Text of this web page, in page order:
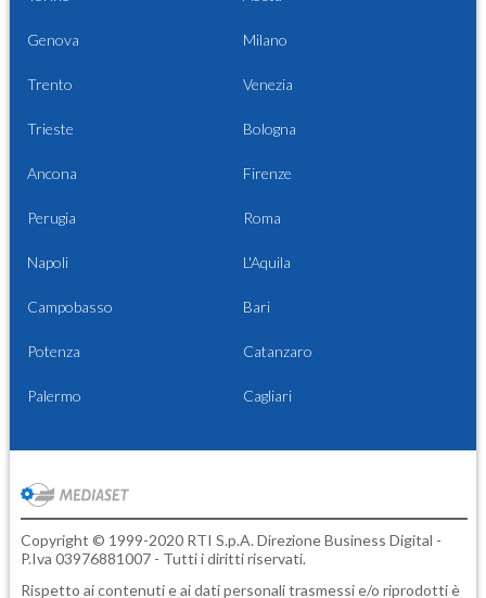
Genova Milano
Trento Venezia
Trieste Bologna
Ancona Firenze
Perugia Roma
Napoli L'Aquila
Campobasso Bari
Potenza Catanzaro
Palermo Cagliari
Copyright © 1999-2020 RTI S.p.A. Direzione Business Digital -
P.Iva 03976881007 - Tutti i diritti riservati.
Rispetto ai contenuti e ai dati personali trasmessi e/o riprodotti è